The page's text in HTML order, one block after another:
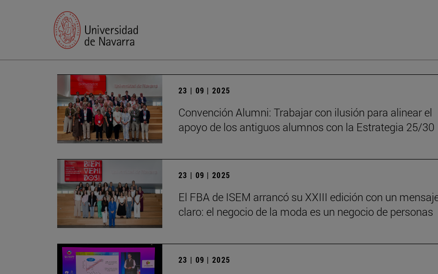
23 | 09 | 2025
Convención Alumni: Trabajar con ilusión para alinear el
apoyo de los antiguos alumnos con la Estrategia 25/30
23 | 09 | 2025
El FBA de ISEM arrancó su XXIII edición con un
claro: el negocio de la moda es un negocio de personas
23 | 09 | 2025